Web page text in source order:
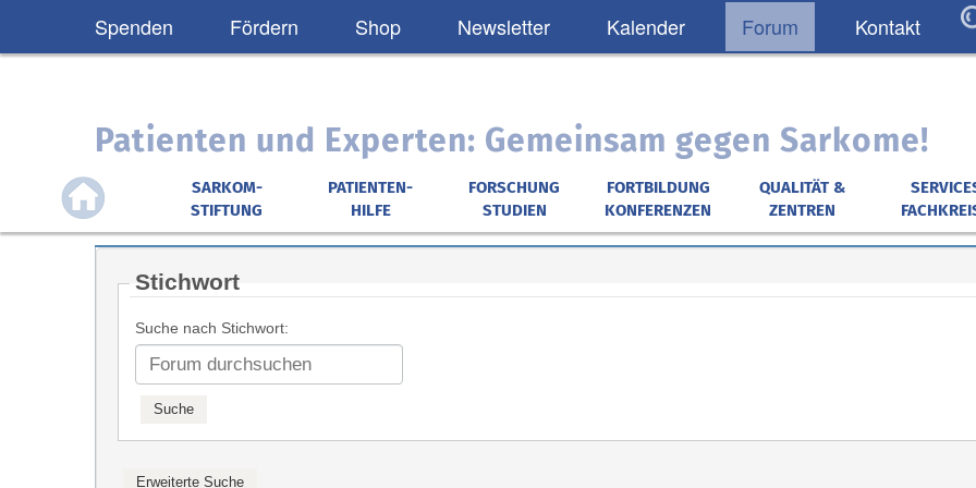
Spenden Fördern Shop Newsletter Kalender Forum Kontakt
Patienten und Experten: Gemeinsam gegen Sarkome!
SARKOM-
STIFTUNG
PATIENTEN-
HILFE
FORSCHUNG
STUDIEN
FORTBILDUNG
KONFERENZEN
QUALITÄT &
ZENTREN
Stichwort
Suche nach Stichwort: